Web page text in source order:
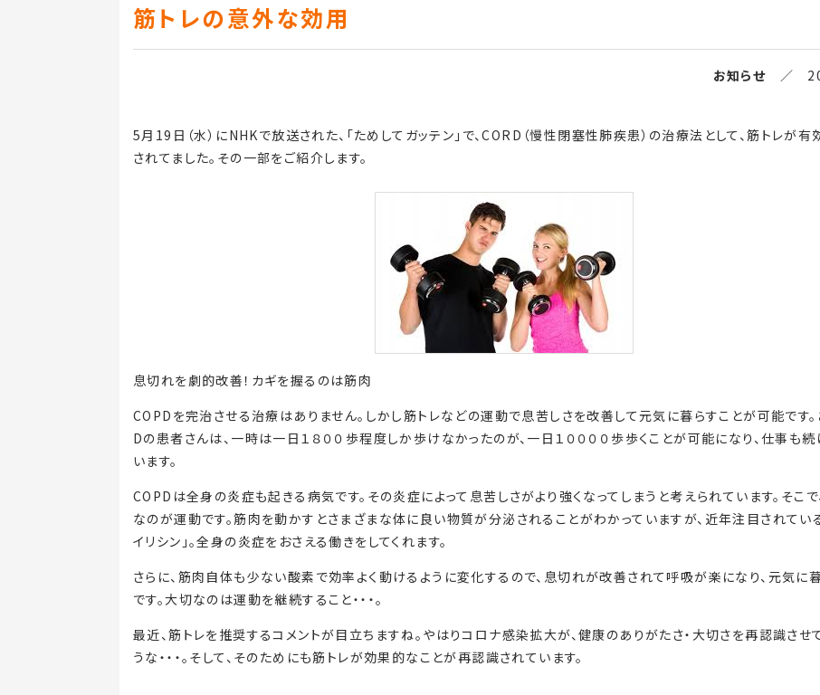
筋トレの意外な効用
お知らせ ／
5月19日（水）にNHKで放送された、「ためしてガッテン」で、CORD（慢性閉塞性肺疾患）の治療法として、筋トレが有
されてました。その一部をご紹介します。
息切れを劇的改善！カギを握るのは筋肉
COPDを完治させる治療はありません。しかし筋トレなどの運動で息苦しさを改善して元気に暮らすことが可能です
Dの患者さんは、一時は一日１８００歩程度しか歩けなかったのが、一日１００００歩歩くことが可能になり、仕事も続
います。
COPDは全身の炎症も起きる病気です。その炎症によって息苦しさがより強くなってしまうと考えられています。そこで
なのが運動です。筋肉を動かすとさまざまな体に良い物質が分泌されることがわかっていますが、近年注目されてい
イリシン」。全身の炎症をおさえる働きをしてくれます。
さらに、筋肉自体も少ない酸素で効率よく動けるように変化するので、息切れが改善されて呼吸が楽になり、元気に
です。大切なのは運動を継続すること・・・。
最近、筋トレを推奨するコメントが目立ちますね。やはりコロナ感染拡大が、健康のありがたさ・大切さを再認識させ
うな・・・。そして、そのためにも筋トレが効果的なことが再認識されています。